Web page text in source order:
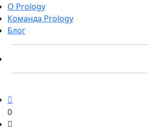
О Prology
Команда Prology
Блог
0